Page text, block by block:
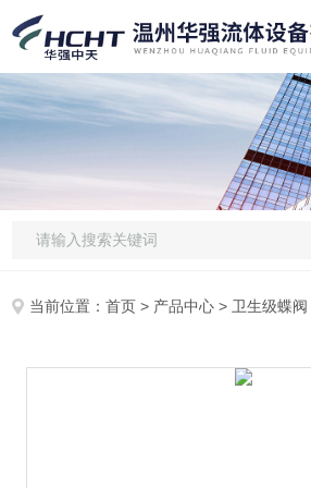
当前位置：首页 > 产品中心 >卫生级蝶阀